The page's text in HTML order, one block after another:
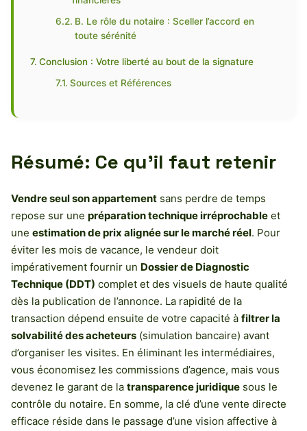
B. Le rôle du notaire : Sceller l’accord en
toute sérénité
Conclusion : Votre liberté au bout de la signature
Sources et Références
Résumé: Ce qu’il faut retenir
Vendre seul son appartement sans perdre de temps
repose sur une préparation technique irréprochable et
une estimation de prix alignée sur le marché réel. Pour
éviter les mois de vacance, le vendeur doit
impérativement fournir un Dossier de Diagnostic
Technique (DDT) complet et des visuels de haute qualité
dès la publication de l’annonce. La rapidité de la
transaction dépend ensuite de votre capacité à filtrer la
solvabilité des acheteurs (simulation bancaire) avant
d’organiser les visites. En éliminant les intermédiaires,
vous économisez les commissions d’agence, mais vous
devenez le garant de la transparence juridique sous le
contrôle du notaire. En somme, la clé d’une vente directe
efficace réside dans le passage d’une vision affective à